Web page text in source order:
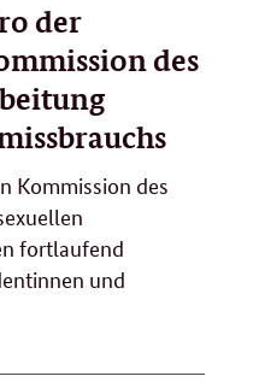
der
des
Kommission des
fortlaufend
und